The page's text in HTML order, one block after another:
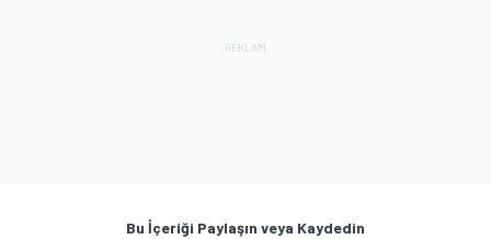
Bu İçeriği Paylaşın veya Kaydedin